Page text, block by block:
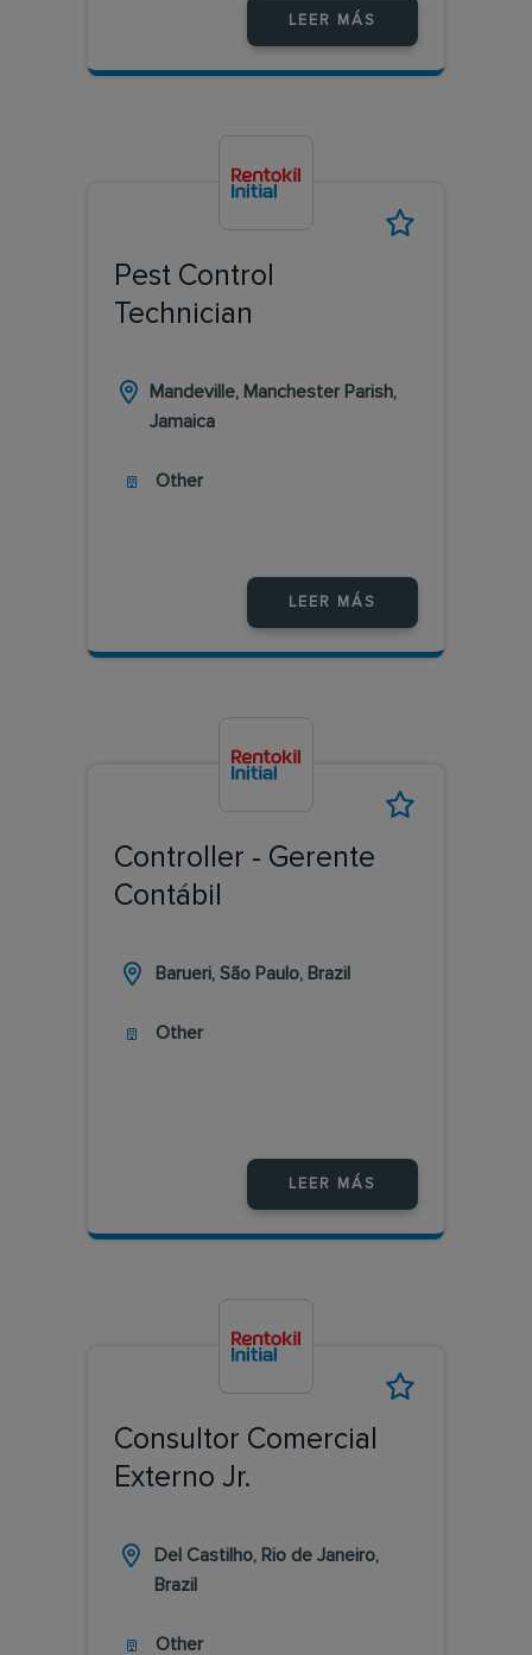
LEER MÁS
Pest Control
Technician
Mandeville, Manchester Parish,
Jamaica
Other
LEER MÁS
Controller - Gerente
Contábil
Barueri, São Paulo, Brazil
Other
LEER MÁS
Consultor Comercial
Externo Jr.
Del Castilho, Rio de Janeiro,
Brazil
Other